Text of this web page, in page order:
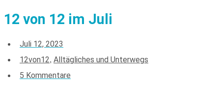
12 von 12 im Juli
Juli 12, 2023
12von12, Alltägliches und Unterwegs
5 Kommentare